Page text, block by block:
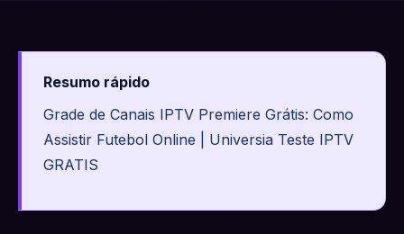
Resumo rápido
Grade de Canais IPTV Premiere Grátis: Como
Assistir Futebol Online | Universia Teste IPTV
GRATIS